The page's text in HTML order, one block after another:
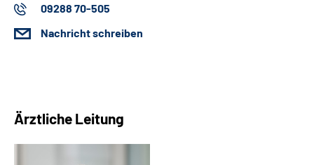
09288 70-505
Nachricht schreiben
Ärztliche Leitung